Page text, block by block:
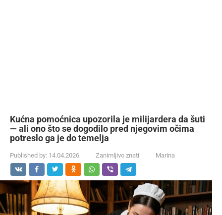
Kućna pomoćnica upozorila je milijardera da šuti
— ali ono što se dogodilo pred njegovim očima
potreslo ga je do temelja
Published by: 14.04.2026 Zanimljivo znati Marina